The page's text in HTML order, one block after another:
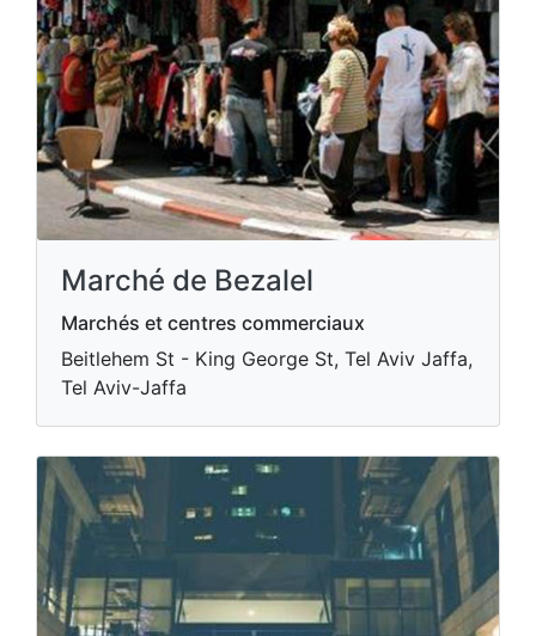
Marché de Bezalel
Marchés et centres commerciaux
Beitlehem St - King George St, Tel Aviv Jaffa,
Tel Aviv-Jaffa